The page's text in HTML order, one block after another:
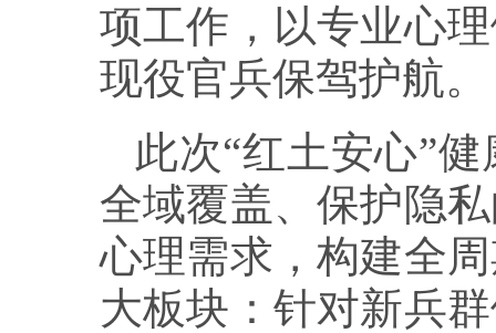
项工作，以专业心
现役官兵保驾护航。
此次“红土安心”
全域覆盖、保护隐
心理需求，构建全
大板块：针对新兵